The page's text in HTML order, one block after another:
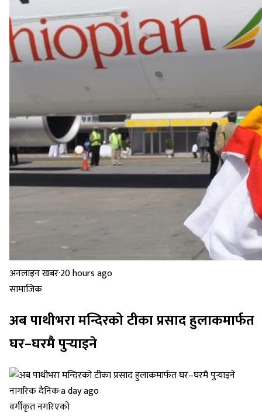
अनलाइन खबर·20 hours ago
सामाजिक
अब पाथीभरा मन्दिरको टीका प्रसाद हुलाकमार्फत
घर–घरमै पुर्‍याइने
नागरिक दैनिक·a day ago
वर्गीकृत नगरिएको